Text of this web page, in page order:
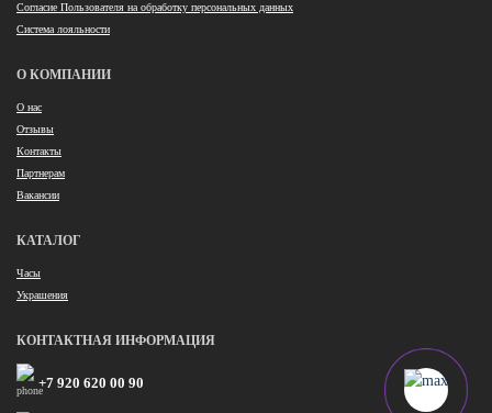
Согласие Пользователя на обработку персональных данных
Система лояльности
О КОМПАНИИ
О нас
Отзывы
Контакты
Партнерам
Вакансии
КАТАЛОГ
Часы
Украшения
КОНТАКТНАЯ ИНФОРМАЦИЯ
+7 920 620 00 90